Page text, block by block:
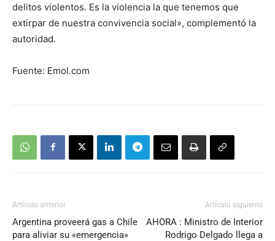
delitos violentos. Es la violencia la que tenemos que
extirpar de nuestra convivencia social», complementó la
autoridad.
Fuente: Emol.com
Artículo anterior
Argentina proveerá gas a Chile
para aliviar su «emergencia»
Artículo siguiente
AHORA : Ministro de Interior
Rodrigo Delgado llega a